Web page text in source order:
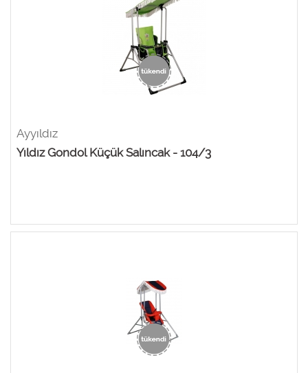
Ayyıldız
Yıldız Gondol Küçük Salıncak - 104/3